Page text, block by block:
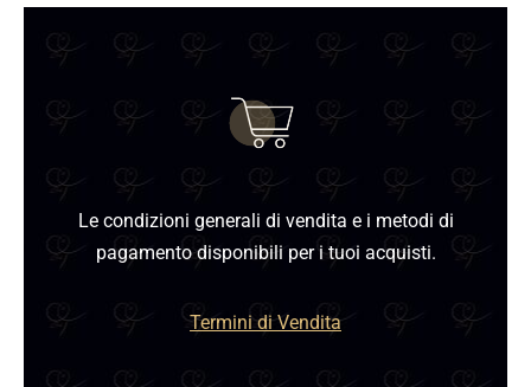
Le condizioni generali di vendita e i metodi di
pagamento disponibili per i tuoi acquisti.
Termini di Vendita